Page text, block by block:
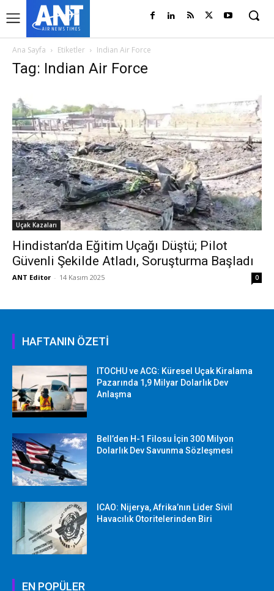
Ana Sayfa Etiketler Indian Air Force
Tag: Indian Air Force
Uçak Kazaları
Hindistan’da Eğitim Uçağı Düştü; Pilot
Güvenli Şekilde Atladı, Soruşturma Başladı
ANT Editor - 14 Kasım 2025 0
HAFTANIN ÖZETİ
ITOCHU ve ACG: Küresel Uçak Kiralama
Pazarında 1,9 Milyar Dolarlık Dev
Anlaşma
Bell’den H-1 Filosu İçin 300 Milyon
Dolarlık Dev Savunma Sözleşmesi
ICAO: Nijerya, Afrika’nın Lider Sivil
Havacılık Otoritelerinden Biri
EN POPÜLER